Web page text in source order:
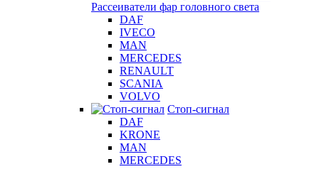
Рассеиватели фар головного света
DAF
IVECO
MAN
MERCEDES
RENAULT
SCANIA
VOLVO
Стоп-сигнал
DAF
KRONE
MAN
MERCEDES